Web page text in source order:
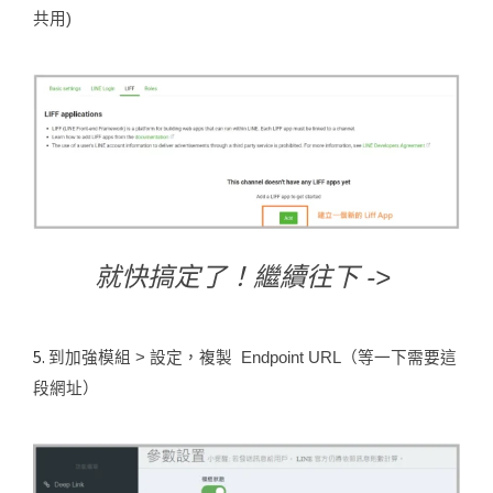
共用)
就快搞定了！繼續往下 ->
5. 到加強模組 > 設定，複製 Endpoint URL（等一下需要這
段網址）